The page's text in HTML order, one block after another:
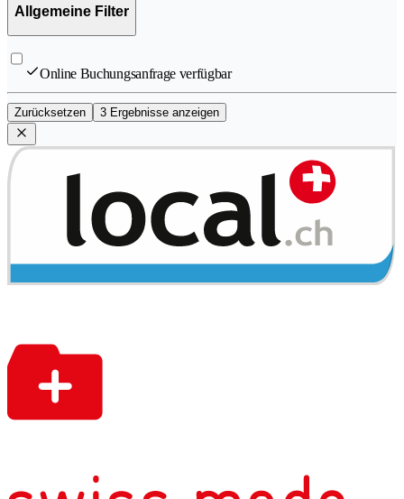
Allgemeine Filter
Online Buchungsanfrage verfügbar
Zurücksetzen 3 Ergebnisse anzeigen